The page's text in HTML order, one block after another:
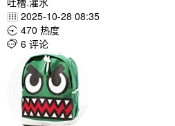
 2025-10-28 08:35
 470 热度
 6 评论